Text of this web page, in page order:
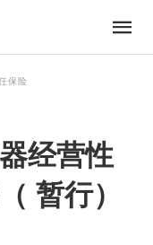
保险
经营性
暂行）